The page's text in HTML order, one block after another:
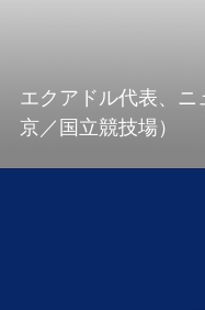
エクアドル代表、
京／国立競技場）